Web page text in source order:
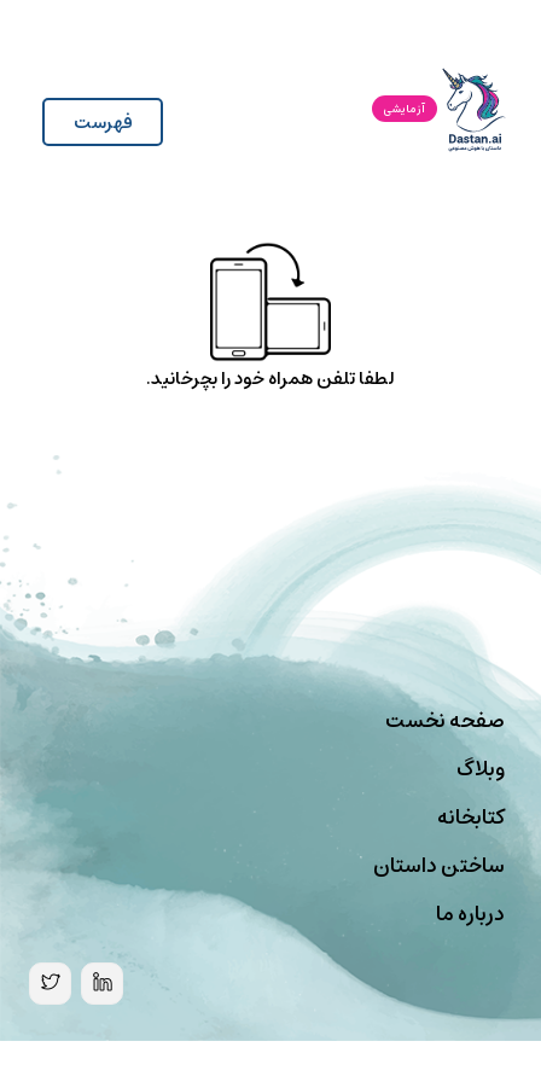
آزمایشی فهرست
لطفا تلفن همراه خود را بچرخانید.
صفحه نخست
وبلاگ
کتابخانه
ساختن داستان
درباره ما